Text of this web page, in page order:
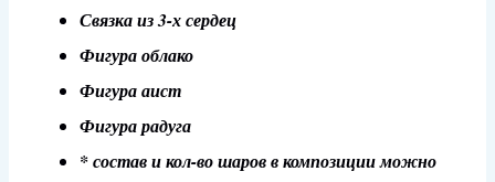
Связка из 3-х сердец
Фигура облако
Фигура аист
Фигура радуга
* состав и кол-во шаров в композиции можно